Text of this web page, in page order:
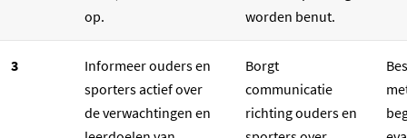
op.
worden benut.
3
Informeer ouders en
sporters actief over
de verwachtingen en
Borgt
communicatie
richting ouders en